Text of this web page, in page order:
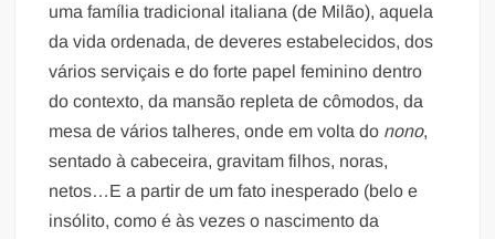
uma família tradicional italiana (de Milão), aquela
da vida ordenada, de deveres estabelecidos, dos
vários serviçais e do forte papel feminino dentro
do contexto, da mansão repleta de cômodos, da
mesa de vários talheres, onde em volta do nono,
sentado à cabeceira, gravitam filhos, noras,
netos…E a partir de um fato inesperado (belo e
insólito, como é às vezes o nascimento da